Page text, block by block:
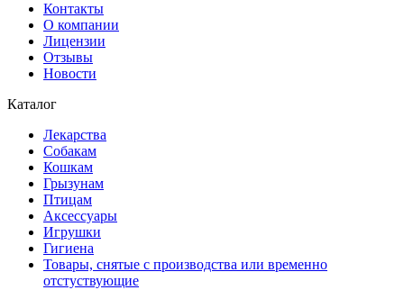
Контакты
О компании
Лицензии
Отзывы
Новости
Каталог
Лекарства
Собакам
Кошкам
Грызунам
Птицам
Аксессуары
Игрушки
Гигиена
Товары, снятые с производства или временно
отстуствующие